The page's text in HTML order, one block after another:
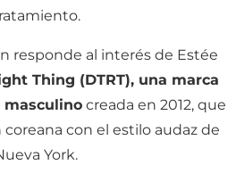
responde al interés de Estée
Thing (DTRT), una marca
masculinocreada en 2012, que
con el estilo audaz de
York.